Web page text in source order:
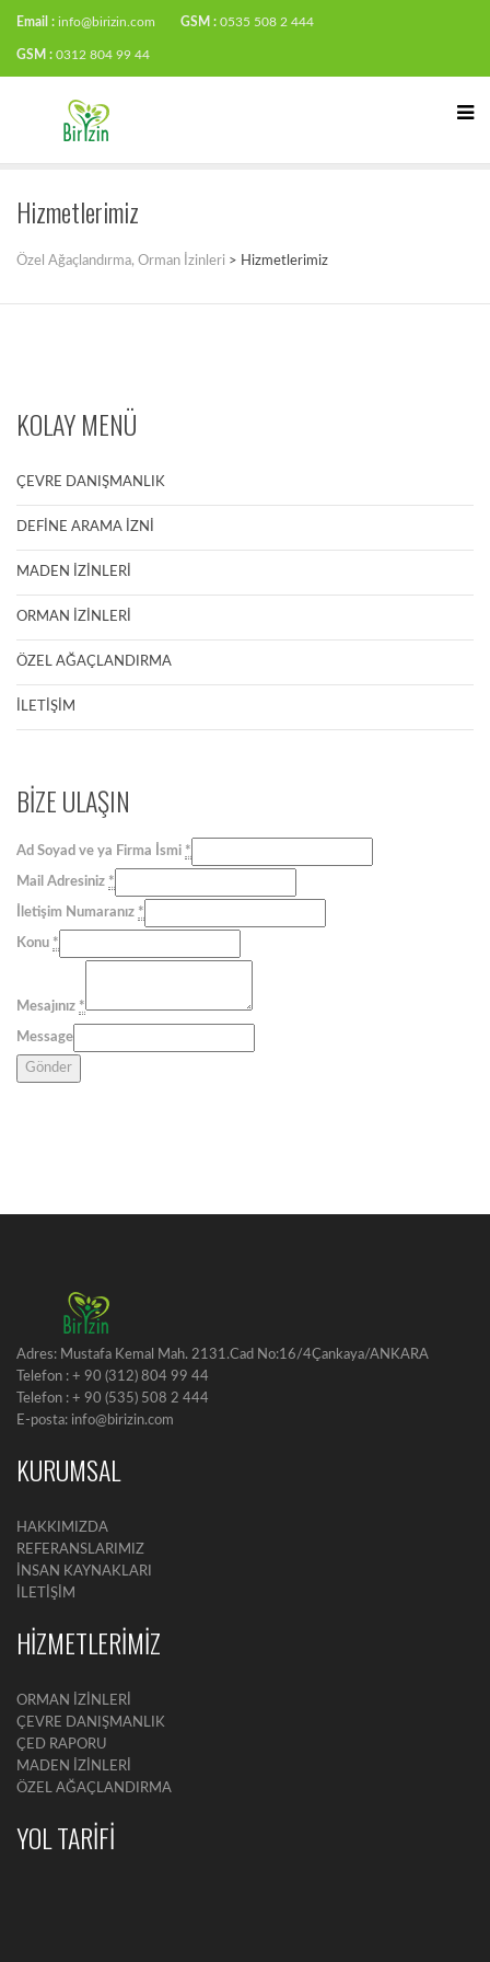
Email : info@birizin.com GSM : 0535 508 2 444
GSM : 0312 804 99 44
Hizmetlerimiz
Özel Ağaçlandırma, Orman İzinleri > Hizmetlerimiz
KOLAY MENÜ
ÇEVRE DANIŞMANLIK
DEFİNE ARAMA İZNİ
MADEN İZİNLERİ
ORMAN İZİNLERİ
ÖZEL AĞAÇLANDIRMA
İLETİŞİM
BİZE ULAŞIN
Ad Soyad ve ya Firma İsmi *
Mail Adresiniz *
İletişim Numaranız *
Konu *
Mesajınız *
Message
Gönder
Adres: Mustafa Kemal Mah. 2131.Cad No:16/4Çankaya/ANKARA
Telefon : + 90 (312) 804 99 44
Telefon : + 90 (535) 508 2 444
E-posta: info@birizin.com
KURUMSAL
HAKKIMIZDA
REFERANSLARIMIZ
İNSAN KAYNAKLARI
İLETİŞİM
HİZMETLERİMİZ
ORMAN İZİNLERİ
ÇEVRE DANIŞMANLIK
ÇED RAPORU
MADEN İZİNLERİ
ÖZEL AĞAÇLANDIRMA
YOL TARİFİ